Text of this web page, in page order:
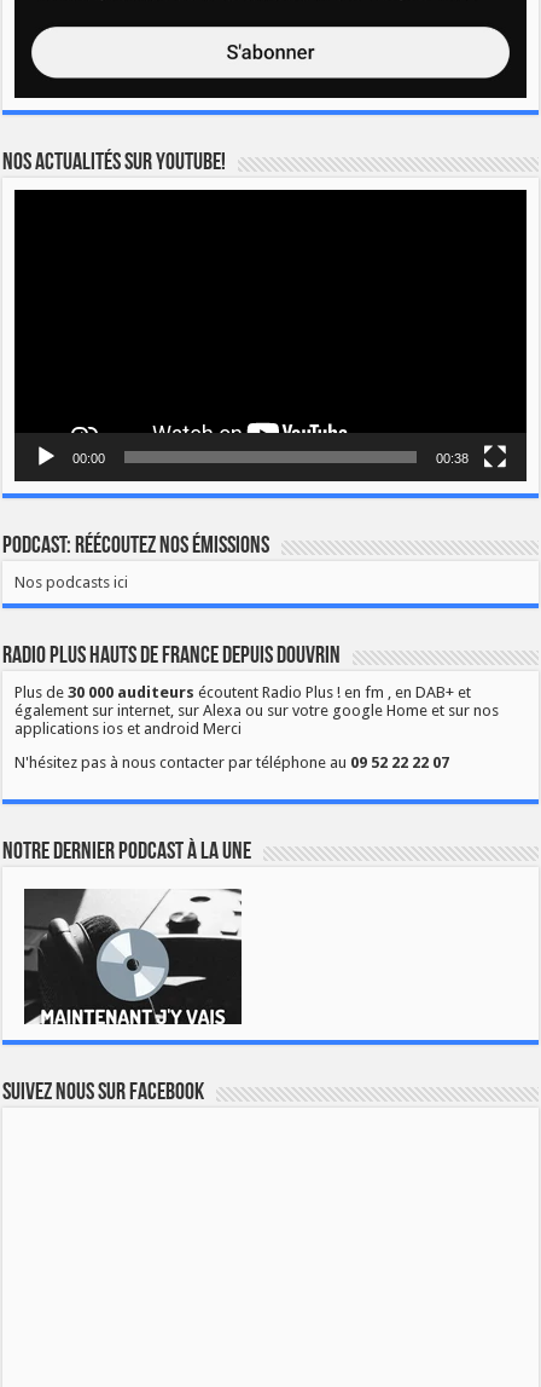
Nos actualités sur YOUTUBE!
00:00 00:38
Podcast: Réécoutez nos émissions
Nos podcasts ici
Radio Plus Hauts de France depuis Douvrin
Plus de30 000 auditeurs écoutent Radio Plus ! en fm , en DAB+ et
également sur internet, sur Alexa ou sur votre google Home et sur nos
applications ios et android Merci
N'hésitez pas à nous contacter par téléphone au 09 52 22 22 07
Notre dernier podcast à la une
Suivez nous sur Facebook